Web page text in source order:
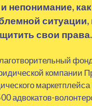
непонимание, как
ситуации,
свои права.
компании
маркетплейса
адвокатов-